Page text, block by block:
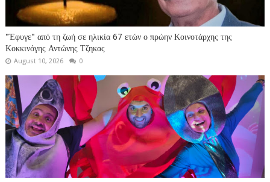
"Έφυγε" από τη ζωή σε ηλικία 67 ετών ο πρώην Κοινοτάρχης της
Κοκκινόγης Αντώνης Τζηκας
August 10, 2026 0